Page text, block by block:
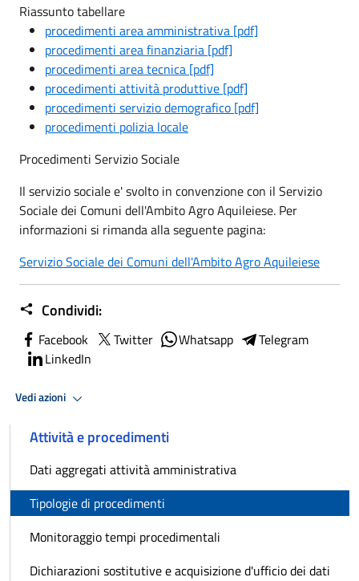
Riassunto tabellare
procedimenti area amministrativa [pdf]
procedimenti area finanziaria [pdf]
procedimenti area tecnica [pdf]
procedimenti attività produttive [pdf]
procedimenti servizio demografico [pdf]
procedimenti polizia locale
Procedimenti Servizio Sociale
Il servizio sociale e' svolto in convenzione con il Servizio
Sociale dei Comuni dell'Ambito Agro Aquileiese. Per
informazioni si rimanda alla seguente pagina:
Servizio Sociale dei Comuni dell'Ambito Agro Aquileiese
Condividi:
Facebook Twitter Whatsapp
Telegram
LinkedIn
Vedi azioni
Attività e procedimenti
Dati aggregati attività amministrativa
Tipologie di procedimenti
Monitoraggio tempi procedimentali
Dichiarazioni sostitutive e acquisizione d'ufficio dei dati